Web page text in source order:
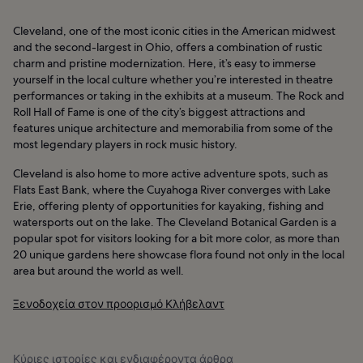
Cleveland, one of the most iconic cities in the American midwest
and the second-largest in Ohio, offers a combination of rustic
charm and pristine modernization. Here, it’s easy to immerse
yourself in the local culture whether you’re interested in theatre
performances or taking in the exhibits at a museum. The Rock and
Roll Hall of Fame is one of the city’s biggest attractions and
features unique architecture and memorabilia from some of the
most legendary players in rock music history.
Cleveland is also home to more active adventure spots, such as
Flats East Bank, where the Cuyahoga River converges with Lake
Erie, offering plenty of opportunities for kayaking, fishing and
watersports out on the lake. The Cleveland Botanical Garden is a
popular spot for visitors looking for a bit more color, as more than
20 unique gardens here showcase flora found not only in the local
area but around the world as well.
Ξενοδοχεία στον προορισμό Κλήβελαντ
Κύριες ιστορίες και ενδιαφέροντα άρθρα